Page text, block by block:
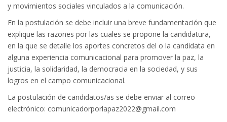
y movimientos sociales vinculados a la comunicación.
En la postulación se debe incluir una breve fundamentación que
explique las razones por las cuales se propone la candidatura,
en la que se detalle los aportes concretos del o la candidata en
alguna experiencia comunicacional para promover la paz, la
justicia, la solidaridad, la democracia en la sociedad, y sus
logros en el campo comunicacional.
La postulación de candidatos/as se debe enviar al correo
electrónico: comunicadorporlapaz2022@gmail.com